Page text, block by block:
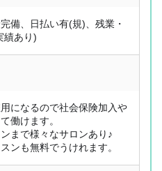
採用応援サポート
Q&A
備、日払い有(規)、残業・
績あり)
になるので社会保険加入や
働けます。
まで様々なサロンあり♪
ンも無料でうけれます。